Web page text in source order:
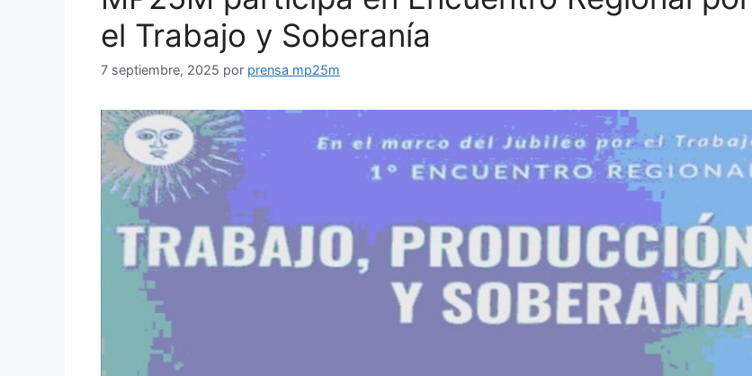
el Trabajo y Soberanía
7 septiembre, 2025 por prensa mp25m